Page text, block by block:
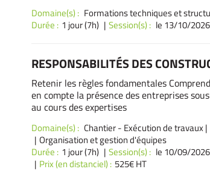
Domaine(s) : Formations techniques et
Durée : 1 jour (7h) Session(s) : le 13/10/
RESPONSABILITÉS DES
Retenir les règles fondamentales
en compte la présence des entreprises
au cours des expertises
Domaine(s) : Chantier - Exécution de travaux|
Organisation et gestion d'équipes
Durée : 1 jour (7h) Session(s) : le 10/09/
Prix (en distanciel) : 525€ HT